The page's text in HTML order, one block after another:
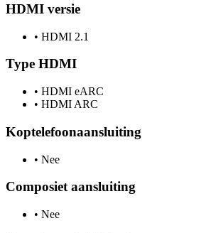
HDMI versie
• HDMI 2.1
Type HDMI
• HDMI eARC
• HDMI ARC
Koptelefoonaansluiting
• Nee
Composiet aansluiting
• Nee